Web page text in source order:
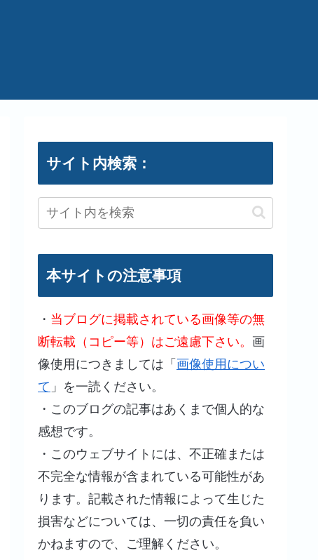
サイト内検索：
本サイトの注意事項
・ 当ブログに掲載されている画像等の無
断転載（コピー等）はご遠慮下さい。 画
像使用につきましては「 画像使用につい
て 」を一読ください。
・このブログの記事はあくまで個人的な
感想です。
・このウェブサイトには、不正確または
不完全な情報が含まれている可能性があ
ります。記載された情報によって生じた
損害などについては、一切の責任を負い
かねますので、ご理解ください。